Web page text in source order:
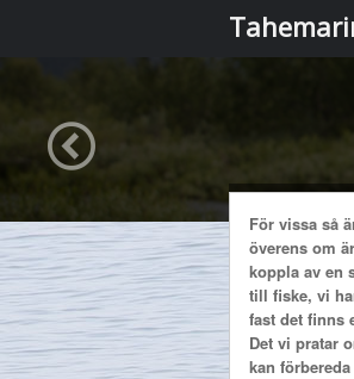
För vissa så
överens om
koppla av en
till fiske, vi
fast det finns
Det vi pratar
kan